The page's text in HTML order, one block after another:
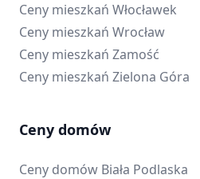
Ceny mieszkań Włocławek
Ceny mieszkań Wrocław
Ceny mieszkań Zamość
Ceny mieszkań Zielona Góra
Ceny domów
Ceny domów Biała Podlaska